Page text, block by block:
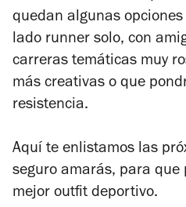
quedan algunas
lado runner solo, con
carreras temáticas muy
más creativas o que
resistencia.
Aquí te enlistamos las
seguro amarás, para que
mejor outfit deportivo.